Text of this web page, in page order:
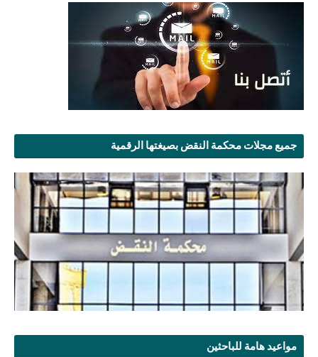
جميع مجلات محكمة النقض بصيغتها الرقمية
مواعيد هامة للباحثين